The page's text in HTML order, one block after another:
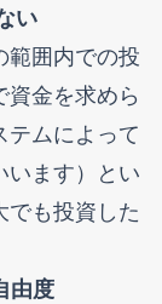
い
範囲内での投
金を求めら
テムによって
います）とい
でも投資した
由度